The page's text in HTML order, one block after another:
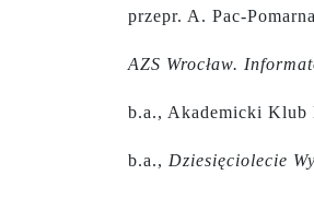
przepr. A. Pac-
AZS Wrocław.
b.a., Akademicki Klub
b.a., Dziesięciolecie